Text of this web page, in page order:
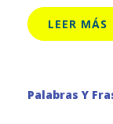
LEER MÁS
Palabras Y